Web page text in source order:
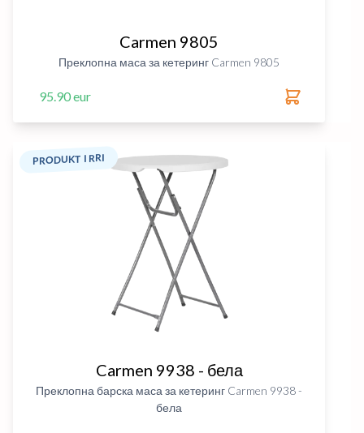
Carmen 9805
Преклопна маса за кетеринг Carmen 9805
95.90 eur
PRODUKT I RRI
Carmen 9938 - бела
Преклопна барска маса за кетеринг Carmen 9938 -
бела